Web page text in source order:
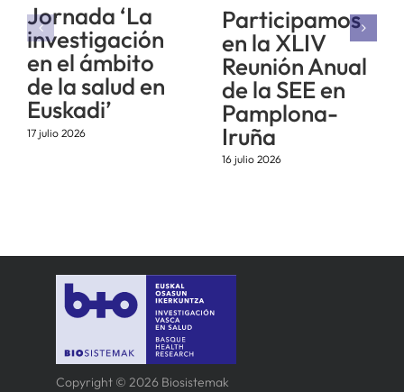
Jornada ‘La
investigación
en el ámbito
de la salud en
Euskadi’
17 julio 2026
Participamos
en la XLIV
Reunión Anual
de la SEE en
Pamplona-
Iruña
16 julio 2026
Copyright © 2026 Biosistemak